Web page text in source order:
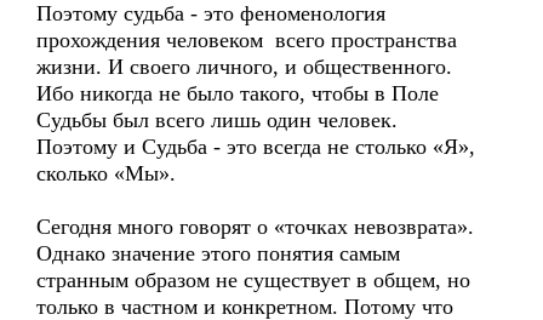
Поэтому судьба - это феноменология
прохождения человеком всего пространства
жизни. И своего личного, и общественного.
Ибо никогда не было такого, чтобы в Поле
Судьбы был всего лишь один человек.
Поэтому и Судьба - это всегда не столько «Я»,
сколько «Мы».
Сегодня много говорят о «точках невозврата».
Однако значение этого понятия самым
странным образом не существует в общем, но
только в частном и конкретном. Потому что